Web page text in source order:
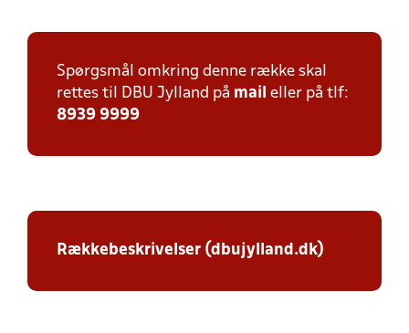
Spørgsmål omkring denne række skal
rettes til DBU Jylland på mail eller på tlf:
8939 9999
Rækkebeskrivelser (dbujylland.dk)